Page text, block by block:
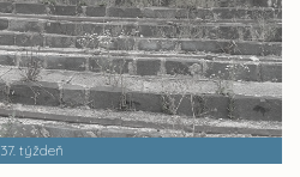
37. týždeň